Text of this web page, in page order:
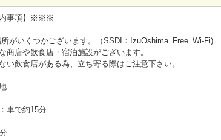
事項】※※※
がいくつかございます。（SSDI：IzuOshima_Free_Wi-Fi)
商店や飲食店・宿泊施設がございます。
い飲食店がある為、立ち寄る際はご注意下さい。
車で約15分